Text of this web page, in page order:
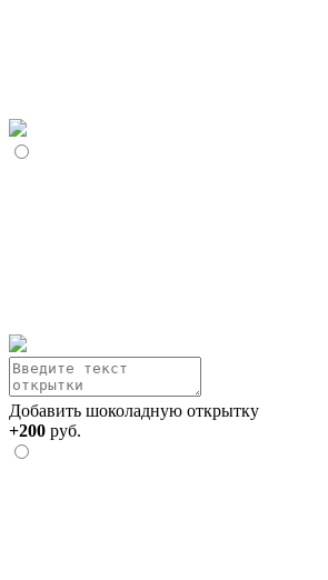
Добавить шоколадную открытку
+200 руб.